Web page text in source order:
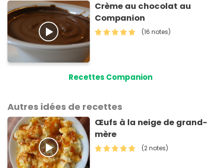
Crème au chocolat au
Companion
(16 notes)
Recettes Companion
Autres idées de recettes
Œufs à la neige de grand-
mère
(2 notes)